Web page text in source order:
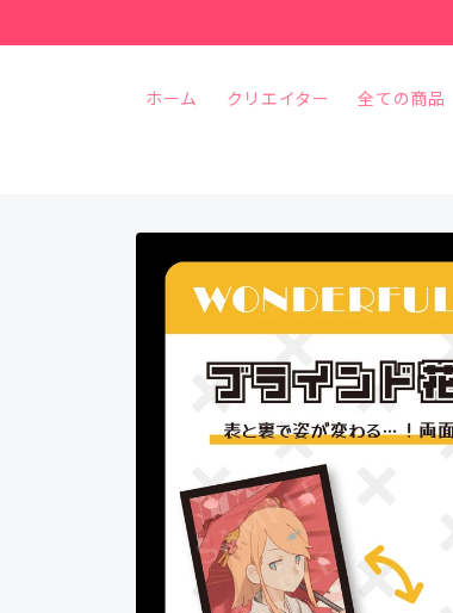
進む
ホーム クリエイター 全ての商品
商品情
報にス
キップ